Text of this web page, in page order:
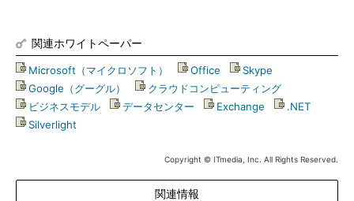
関連ホワイトペーパー
Microsoft（マイクロソフト） Office Skype
Google（グーグル）
クラウドコンピューティング
ビジネスモデル
データセンター Exchange .NET
Silverlight
Copyright © ITmedia, Inc. All Rights Reserved.
関連情報